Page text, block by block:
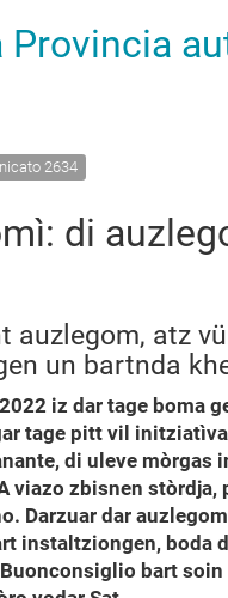
2634
di
atz
un bartnda
iz dar tage boma
tage pitt vil
di uleve
viazo zbisnen
Darzuar dar
instaltziongen, boda
bart